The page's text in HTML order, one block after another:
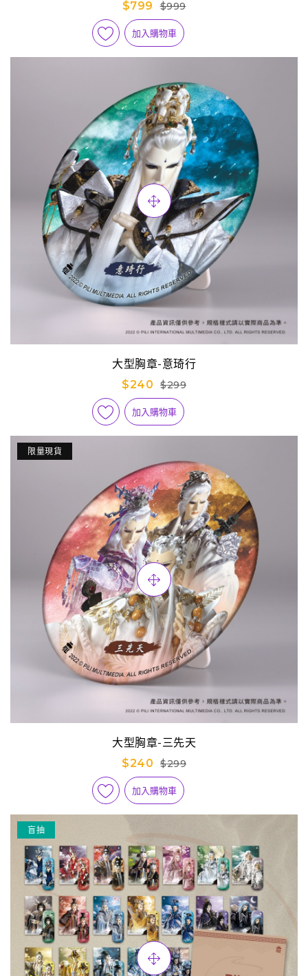
$799
$999
加入購物車
大型胸章-意琦行
$240
$299
加入購物車
限量現貨
大型胸章-三先天
$240
$299
加入購物車
盲抽